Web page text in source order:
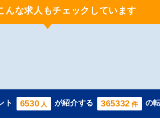
んな求人もチェックしています
ト 6530 人 が紹介する 365332 件 の